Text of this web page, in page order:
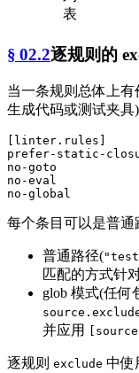
表
§ 02.2逐规则的
当一条规则总体上
生成代码或测试夹具
[linter.rules]
prefer-static-
no-goto
no-eval
no-global
每个条目可以是普通
普通路径(
匹配的方式针
glob 模式(任何
并应用
逐规则 exclude 中使